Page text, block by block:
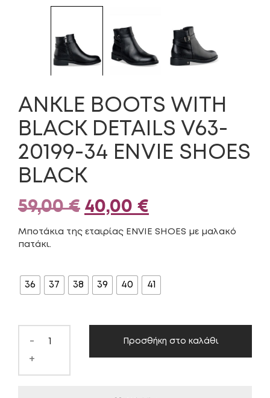
ANKLE BOOTS WITH
BLACK DETAILS V63-
20199-34 ENVIE SHOES
BLACK
59,00€ Original
price
59,00 €.
40,00 €
τρέχουσα
είναι:
Μποτάκια της εταιρίας ENVIE SHOES με μαλακό
πατάκι.
36 37 38 39 40 41
-
+
Προσθήκη στο καλάθι